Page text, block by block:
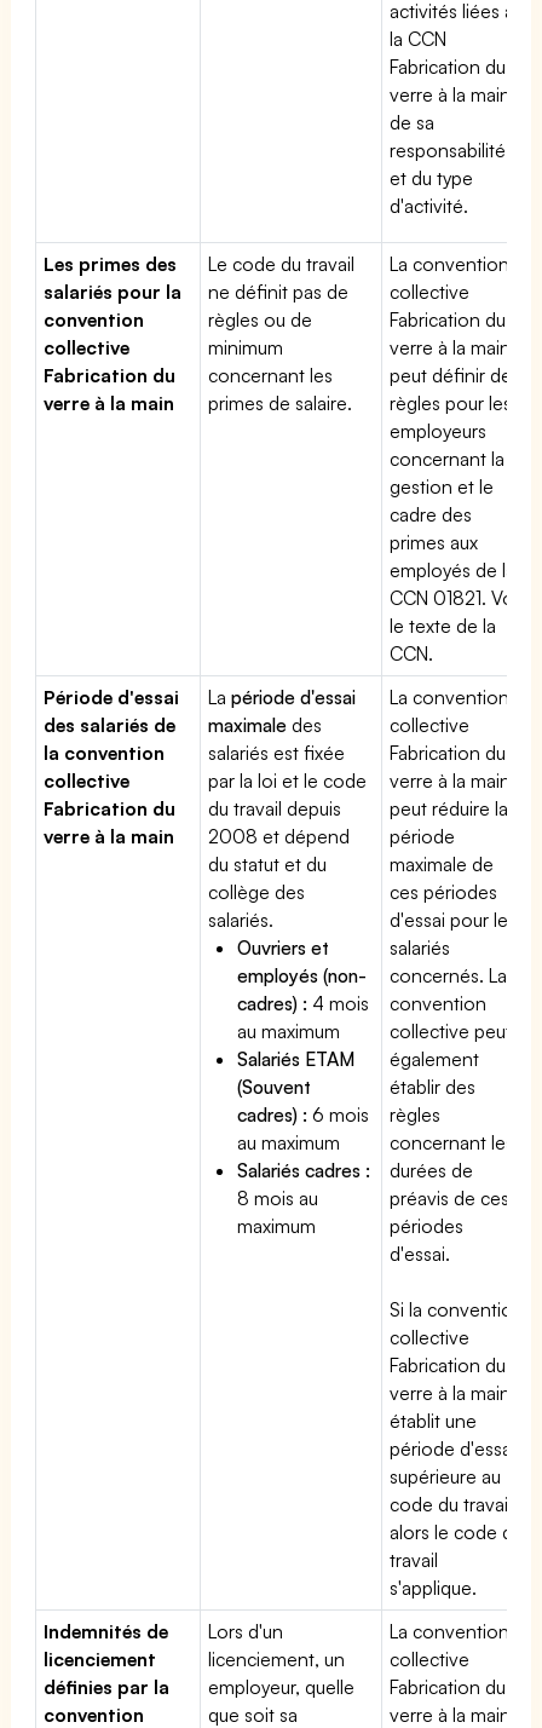
activités liées à
la CCN
Fabrication du
verre à la main,
de sa
responsabilité
et du type
d'activité.
Les primes des
salariés pour la
convention
collective
Fabrication du
verre à la main
Le code du travail
ne définit pas de
règles ou de
minimum
concernant les
primes de salaire.
La convention
collective
Fabrication du
verre à la main
peut définir des
règles pour les
employeurs
concernant la
gestion et le
cadre des
primes aux
employés de la
CCN 01821. Voir
le texte de la
CCN.
Période d'essai
des salariés de
la convention
collective
Fabrication du
verre à la main
Lapériode d'essai
maximale des
salariés est fixée
par la loi et le code
du travail depuis
2008 et dépend
du statut et du
collège des
salariés.
Ouvriers et
employés (non-
cadres) : 4 mois
au maximum
Salariés ETAM
(Souvent
cadres) : 6 mois
au maximum
Salariés cadres :
8 mois au
maximum
La convention
collective
Fabrication du
verre à la main
peut réduire la
période
maximale de
ces périodes
d'essai pour les
salariés
concernés. La
convention
collective peut
également
établir des
règles
concernant les
durées de
préavis de ces
périodes
d'essai.
Si la convention
collective
Fabrication du
verre à la main
établit une
période d'essai
supérieure au
code du travail,
alors le code du
travail
s'applique.
Indemnités de
licenciement
définies par la
convention
Lors d'un
licenciement, un
employeur, quelle
que soit sa
La convention
collective
Fabrication du
verre à la main